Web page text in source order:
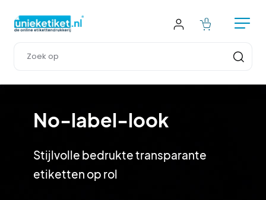
No-label-look
Stijlvolle bedrukte transparante
etiketten op rol